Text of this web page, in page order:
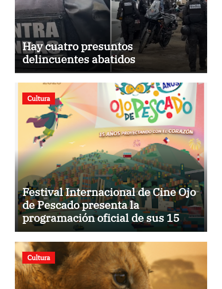
Hay cuatro presuntos
delincuentes abatidos
Cultura
Festival Internacional de Cine Ojo
de Pescado presenta la
programación oficial de sus 15
años
Cultura